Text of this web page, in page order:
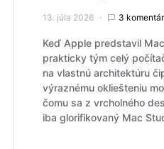
13. júla 2026 3
Keď Apple predstavil
prakticky tým celý
na vlastnú architektúru
výraznému okliešteniu
čomu sa z vrcholného
iba glorifikovaný Mac